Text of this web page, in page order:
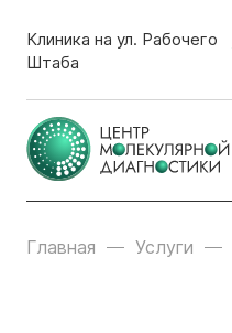
Клиника на ул. Рабочего
Штаба
Главная Услуги